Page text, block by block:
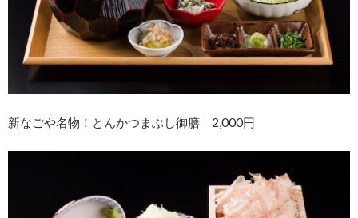
新なごや名物！とんかつまぶし御膳 2,000円